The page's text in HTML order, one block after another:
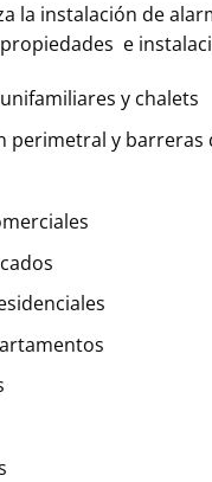
la instalación de
e
y chalets
perimetral y barreras